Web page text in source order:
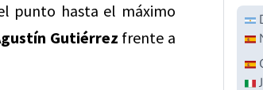
punto hasta el máximo
Gutiérrez frente a